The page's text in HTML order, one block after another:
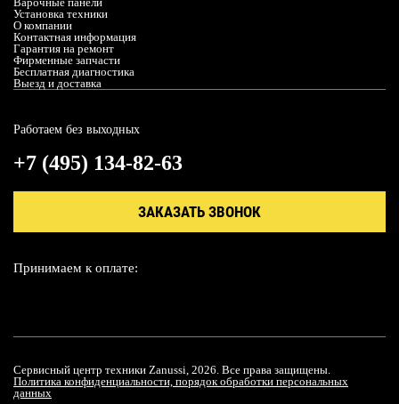
Установка техники
О компании
Контактная информация
Гарантия на ремонт
Фирменные запчасти
Бесплатная диагностика
Выезд и доставка
Работаем без выходных
+7 (495) 134-82-63
ЗАКАЗАТЬ ЗВОНОК
Принимаем к оплате:
Сервисный центр техники Zanussi, 2026. Все права защищены.
Политика конфиденциальности, порядок обработки персональных
данных